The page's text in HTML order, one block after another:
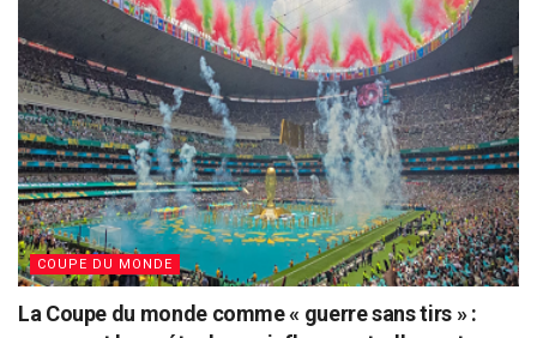
COUPE DU MONDE
La Coupe du monde comme « guerre sans tirs » :